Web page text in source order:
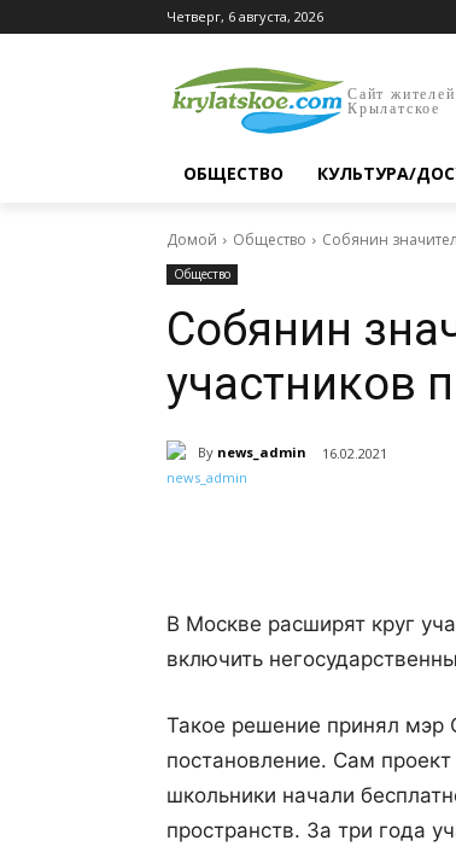
Четверг, 6 августа, 2026
Сайт
Крылатское
ОБЩЕСТВО КУЛЬТУРА/
Домой Общество Собянин
Общество
Собянин
участников
By news_admin 16.02.2021
В Москве расширят круг
включить
Такое решение принял мэр
постановление. Сам
школьники начали
пространств. За три года